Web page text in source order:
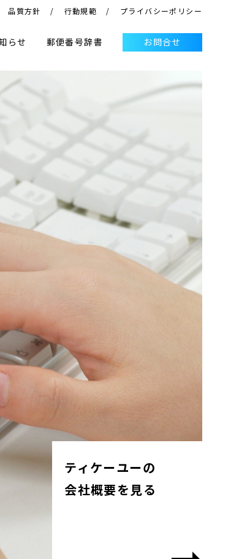
品質方針 行動規範 プライバシーポリシー
らせ 郵便番号辞書 お問合せ
ティケーユーの
会社概要を見る